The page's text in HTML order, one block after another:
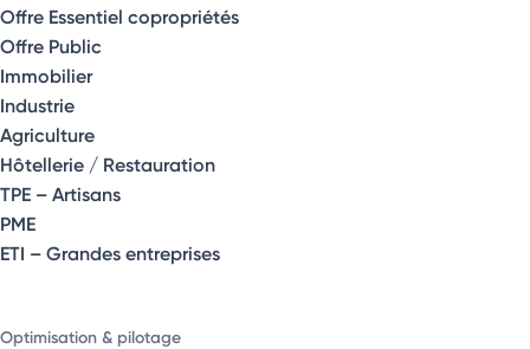
Offre Essentiel copropriétés
Offre Public
Immobilier
Industrie
Agriculture
Hôtellerie / Restauration
TPE – Artisans
PME
ETI – Grandes entreprises
Optimisation & pilotage